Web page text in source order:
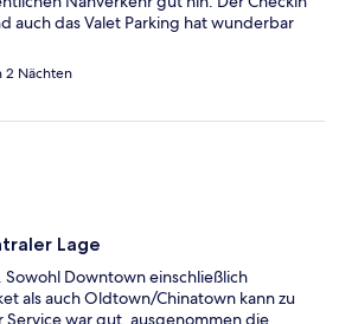
auch das Valet Parking hat wunderbar
2 Nächten
Lage
Sowohl Downtown einschließlich
als auch Oldtown/Chinatown kann zu
Service war gut, ausgenommen die